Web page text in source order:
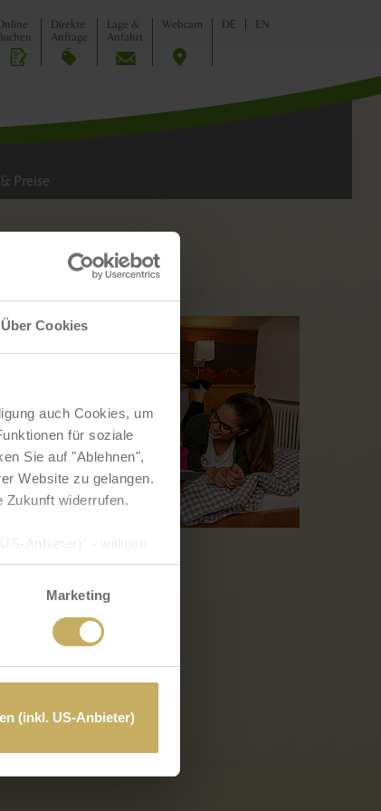
Über Cookies
auch Cookies, um
für soziale
Sie auf "Ablehnen",
Website zu gelangen.
Zukunft widerrufen.
verarbeiten. In
bzw. in diesem
Marketing
(inkl. US-Anbieter)
Direkte
Anfrage
Lage &
Anfahrt
Webcam DE EN
Preise